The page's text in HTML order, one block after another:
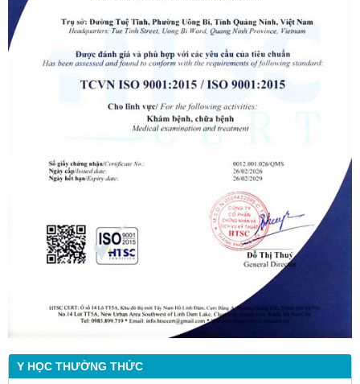
Y HỌC THƯỜNG THỨC